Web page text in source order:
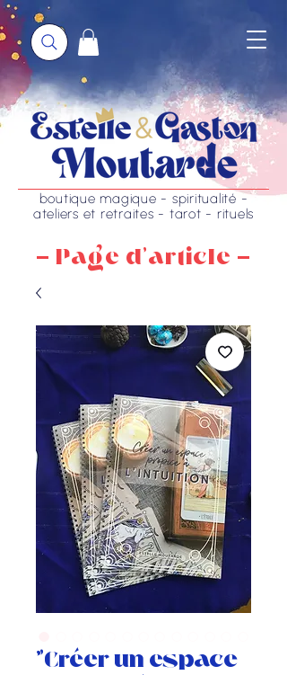
boutique magique - spiritualité -
ateliers et retraites - tarot - rituels
- Page d'article -
"Créer un espace